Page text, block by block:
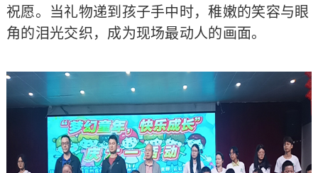
祝愿。当礼物递到孩子手中时，稚嫩的笑容与眼
角的泪光交织，成为现场最动人的画面。